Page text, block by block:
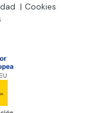
Cookies